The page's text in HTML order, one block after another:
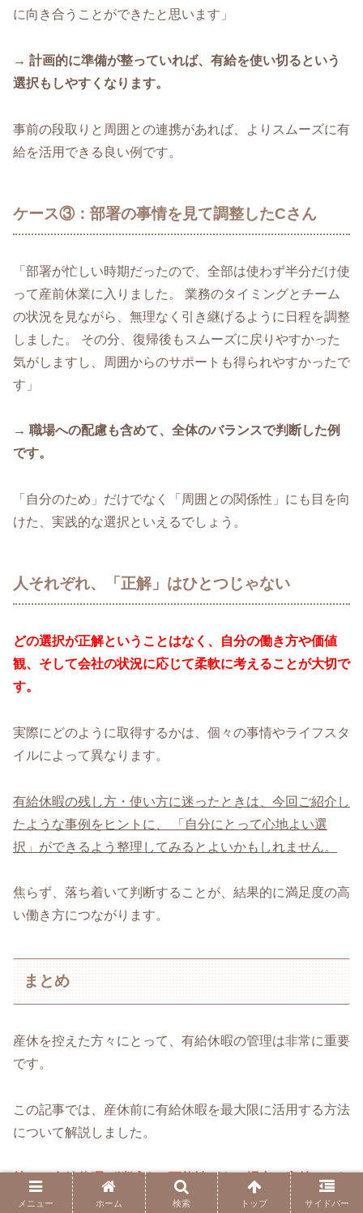
に向き合うことができたと思います」
→ 計画的に準備が整っていれば、有給を使い切るという
選択もしやすくなります。
事前の段取りと周囲との連携があれば、よりスムーズに有
給を活用できる良い例です。
ケース③：部署の事情を見て調整したCさん
「部署が忙しい時期だったので、全部は使わず半分だけ使
って産前休業に入りました。 業務のタイミングとチーム
の状況を見ながら、無理なく引き継げるように日程を調整
しました。 その分、復帰後もスムーズに戻りやすかった
気がしますし、周囲からのサポートも得られやすかったで
す」
→ 職場への配慮も含めて、全体のバランスで判断した例
です。
「自分のため」だけでなく「周囲との関係性」にも目を向
けた、実践的な選択といえるでしょう。
人それぞれ、「正解」はひとつじゃない
どの選択が正解ということはなく、自分の働き方や価値
観、そして会社の状況に応じて柔軟に考えることが大切で
す。
実際にどのように取得するかは、個々の事情やライフスタ
イルによって異なります。
有給休暇の残し方・使い方に迷ったときは、今回ご紹介し
たような事例をヒントに、 「自分にとって心地よい選
択」ができるよう整理してみるとよいかもしれません。
焦らず、落ち着いて判断することが、結果的に満足度の高
い働き方につながります。
まとめ
産休を控えた方々にとって、有給休暇の管理は非常に重要
です。
この記事では、産休前に有給休暇を最大限に活用する方法
について解説しました。
特に、有給休暇が消滅する可能性がある場合、産前にこれ
を利用して早めに休暇に入ることが、無駄を防ぐための賢
メニュー ホーム 検索 トップ サイドバー